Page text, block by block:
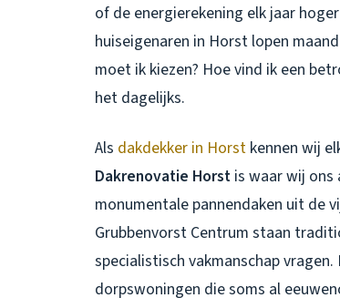
of de energierekening elk jaar
huiseigenaren in Horst lopen
moet ik kiezen? Hoe vind ik een
het dagelijks.
Als dakdekker in Horst kennen wij
Dakrenovatie Horst is waar wij
monumentale pannendaken uit de
Grubbenvorst Centrum staan
specialistisch vakmanschap
dorpswoningen die soms al